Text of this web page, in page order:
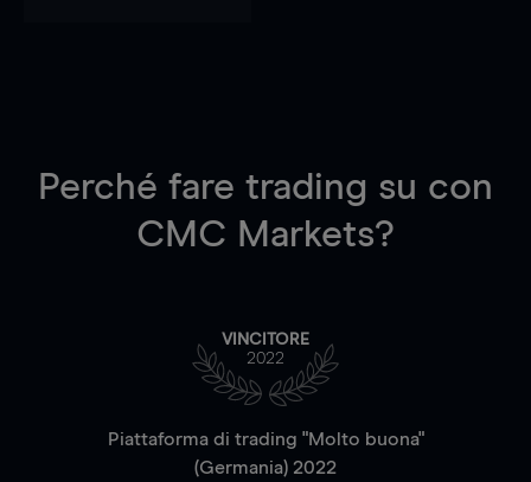
Perché fare trading su con
CMC Markets?
VINCITORE
2022
Piattaforma di trading "Molto buona"
(Germania) 2022